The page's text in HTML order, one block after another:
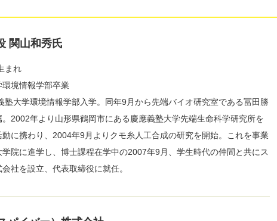
関山和秀氏
まれ
環境情報学部卒業
塾大学環境情報学部入学。同年9月から先端バイオ研究室である冨田勝
2002年より山形県鶴岡市にある慶應義塾大学先端生命科学研究所を
に携わり、2004年9月よりクモ糸人工合成の研究を開始。これを事業
院に進学し、博士課程在学中の2007年9月、学生時代の仲間と共にス
社を設立、代表取締役に就任。